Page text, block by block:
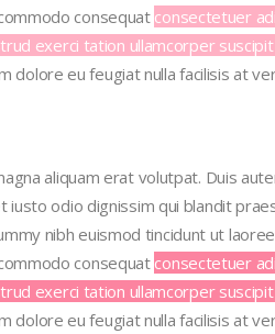
consequat consectetuer
exerci tation ullamcorper
dolore eu feugiat nulla facilisis at
aliquam erat volutpat. Duis
iusto odio dignissim qui blandit
nibh euismod tincidunt ut
consequat consectetuer
exerci tation ullamcorper
dolore eu feugiat nulla facilisis at